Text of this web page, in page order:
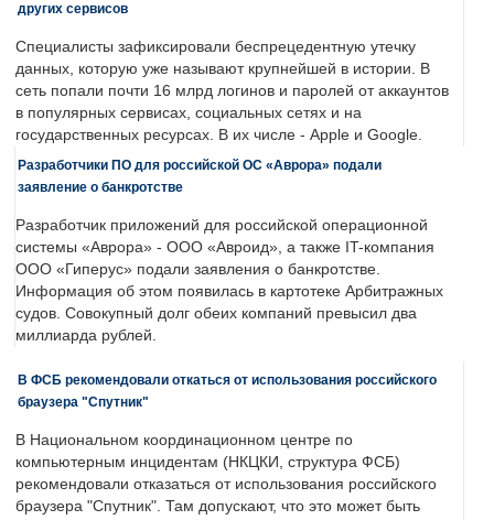
других сервисов
Специалисты зафиксировали беспрецедентную утечку
данных, которую уже называют крупнейшей в истории. В
сеть попали почти 16 млрд логинов и паролей от аккаунтов
в популярных сервисах, социальных сетях и на
государственных ресурсах. В их числе - Apple и Google.
Разработчики ПО для российской ОС «Аврора» подали
заявление о банкротстве
Разработчик приложений для российской операционной
системы «Аврора» - ООО «Авроид», а также IT-компания
ООО «Гиперус» подали заявления о банкротстве.
Информация об этом появилась в картотеке Арбитражных
судов. Совокупный долг обеих компаний превысил два
миллиарда рублей.
В ФСБ рекомендовали откаться от использования российского
браузера "Спутник"
В Национальном координационном центре по
компьютерным инцидентам (НКЦКИ, структура ФСБ)
рекомендовали отказаться от использования российского
браузера "Спутник". Там допускают, что это может быть